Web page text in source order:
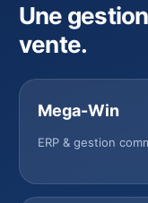
Une
vente.
Mega-Win
ERP & gestion